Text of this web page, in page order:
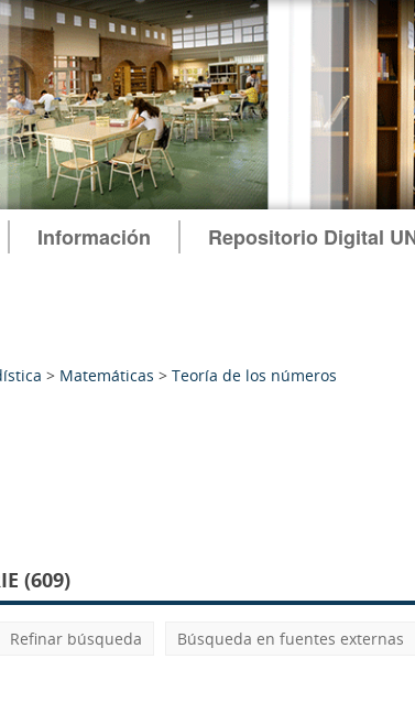
Información Repositorio Digital
> Matemáticas > Teoría de los números
(609)
Refinar búsqueda Búsqueda en fuentes externas